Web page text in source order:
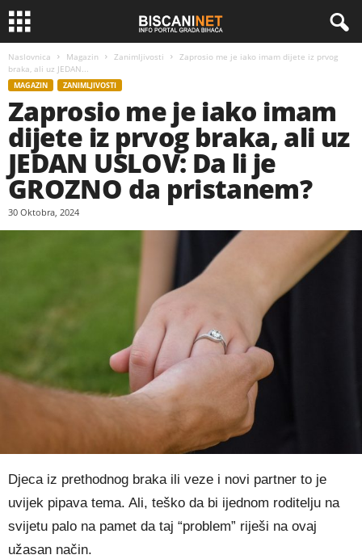
Naslovnica Magazin Zanimljivosti
Zaprosio me je iako imam dijete iz prvog
braka, ali uz JEDAN...
MAGAZIN ZANIMLJIVOSTI
Zaprosio me je iako imam
dijete iz prvog braka, ali uz
JEDAN USLOV: Da li je
GROZNO da pristanem?
30 Oktobra, 2024
Djeca iz prethodnog braka ili veze i novi partner to je
uvijek pipava tema. Ali, teško da bi ijednom roditelju na
svijetu palo na pamet da taj “problem” riješi na ovaj
užasan način.